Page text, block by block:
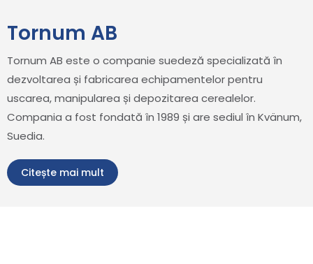
Tornum AB
Tornum AB este o companie suedeză specializată în
dezvoltarea și fabricarea echipamentelor pentru
uscarea, manipularea și depozitarea cerealelor.
Compania a fost fondată în 1989 și are sediul în Kvänum,
Suedia.
Citește mai mult